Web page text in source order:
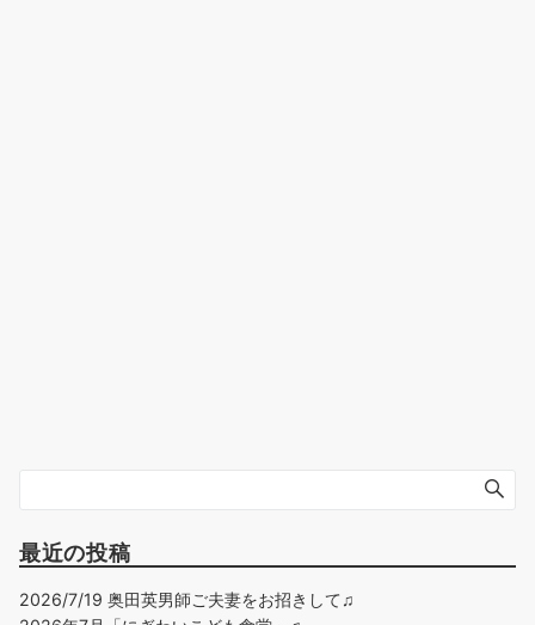
最近の投稿
2026/7/19 奥田英男師ご夫妻をお招きして♫